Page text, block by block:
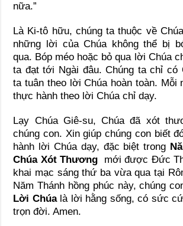
nữa.”
Là Ki-tô hữu, chúng ta thuộc về
những lời của Chúa không thể bị
qua. Bóp méo hoặc bỏ qua lời Chúa
ta đạt tới Ngài đâu. Chúng ta chỉ có
ta tuân theo lời Chúa hoàn toàn. Mỗi
thực hành theo lời Chúa chỉ dạy.
Lạy Chúa Giê-su, Chúa đã xót
chúng con. Xin giúp chúng con biết
hành lời Chúa dạy, đặc biệt trong
Chúa Xót Thương mới được Đức
khai mạc sáng thứ ba vừa qua tại
Năm Thánh hồng phúc này, chúng
Lời Chúalà lời hằng sống, có sức
trọn đời. Amen.